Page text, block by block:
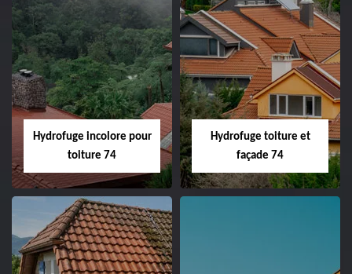
Hydrofuge incolore pour
toiture 74
Hydrofuge toiture et
façade 74